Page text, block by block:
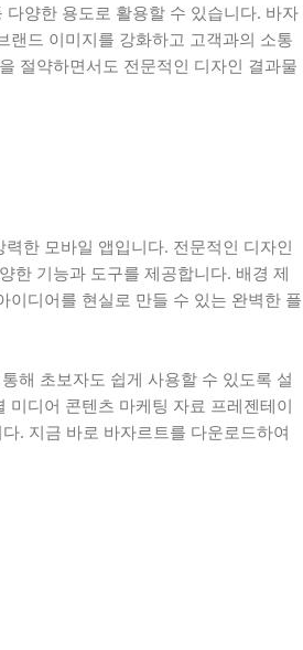
양한 용도로 활용할 수 있습니다. 바자
랜드 이미지를 강화하고 고객과의 소통
절약하면서도 전문적인 디자인 결과물
한 모바일 앱입니다. 전문적인 디자인
한 기능과 도구를 제공합니다. 배경 제
이디어를 현실로 만들 수 있는 완벽한 플
해 초보자도 쉽게 사용할 수 있도록 설
디어 콘텐츠 마케팅 자료 프레젠테이
. 지금 바로 바자르트를 다운로드하여